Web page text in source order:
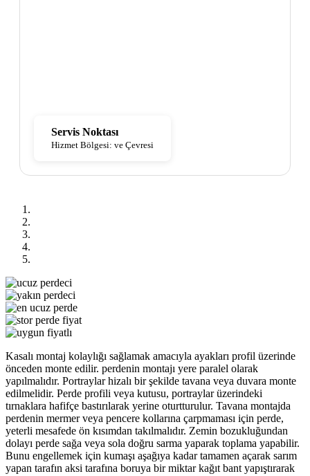
Servis Noktası
Hizmet Bölgesi: ve Çevresi
Kasalı montaj kolaylığı sağlamak amacıyla ayakları profil üzerinde
önceden monte edilir. perdenin montajı yere paralel olarak
yapılmalıdır. Portraylar hizalı bir şekilde tavana veya duvara monte
edilmelidir. Perde profili veya kutusu, portraylar üzerindeki
tırnaklara hafifçe bastırılarak yerine oturtturulur. Tavana montajda
perdenin mermer veya pencere kollarına çarpmaması için perde,
yeterli mesafede ön kısımdan takılmalıdır. Zemin bozukluğundan
dolayı perde sağa veya sola doğru sarma yaparak toplama yapabilir.
Bunu engellemek için kumaşı aşağıya kadar tamamen açarak sarım
yapan tarafın aksi tarafına boruya bir miktar kağıt bant yapıştırarak